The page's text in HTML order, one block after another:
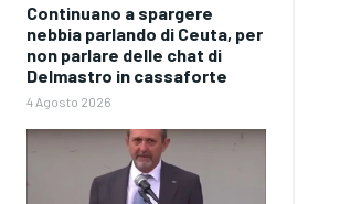
Continuano a spargere
nebbia parlando di Ceuta, per
non parlare delle chat di
Delmastro in cassaforte
4 Agosto 2026